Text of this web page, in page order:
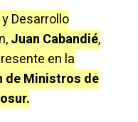
Desarrollo
Juan Cabandié,
en la
de Ministros de